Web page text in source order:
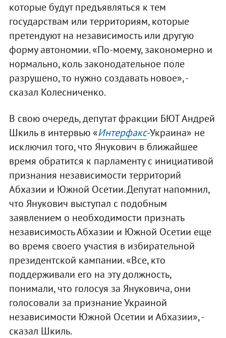
которые будут предъявляться к тем
государствам или территориям, которые
претендуют на независимость или другую
форму автономии. «По-моему, закономерно и
нормально, коль законодательное поле
разрушено, то нужно создавать новое», -
сказал Колесниченко.
В свою очередь, депутат фракции БЮТ Андрей
Шкиль в интервью «Интерфакс-Украина» не
исключил того, что Янукович в ближайшее
время обратится к парламенту с инициативой
признания независимости территорий
Абхазии и Южной Осетии. Депутат напомнил,
что Янукович выступал с подобным
заявлением о необходимости признать
независимость Абхазии и Южной Осетии еще
во время своего участия в избирательной
президентской кампании. «Все, кто
поддерживали его на эту должность,
понимали, что голосуя за Януковича, они
голосовали за признание Украиной
независимости Южной Осетии и Абхазии», -
сказал Шкиль.